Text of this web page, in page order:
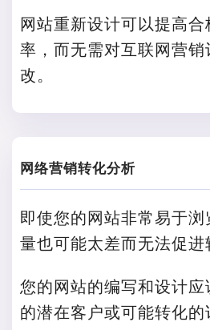
网站重新设计可以提高
率，而无需对互联网营销
改。
网络营销转化分析
即使您的网站非常易于
量也可能太差而无法促进
您的网站的编写和设计应
的潜在客户或可能转化的